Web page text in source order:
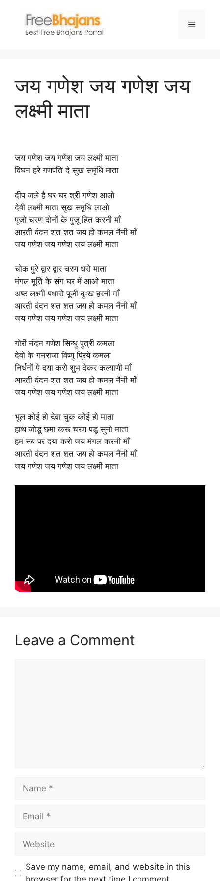
content
Menu
जय गणेश जय गणेश जय
लक्ष्मी माता
जय गणेश जय गणेश जय लक्ष्मी माता
विघन हरे गणपति दे सुख समृधि माता
दीप जले है घर घर श्री गणेश आओ
देवी लक्ष्मी माता सुख समृधि लाओ
पूजो चरण दोनों के पुजू हित करनी माँ
आरती वंदन शत शत जय हो कमल नैनी माँ
जय गणेश जय गणेश जय लक्ष्मी माता
चोक पुरे द्वार द्वार चरण धरो माता
मंगल मूर्ति के संग घर में आओ माता
अष्ट लक्ष्मी पधारो पूजी दुःख हरनी माँ
आरती वंदन शत शत जय हो कमल नैनी माँ
जय गणेश जय गणेश जय लक्ष्मी माता
गोरी नंदन गणेश सिन्धु पुत्री कमला
देवो के गनराजा विष्णु प्रिये कमला
निर्धनों पे दया करो शुभ देकर कल्याणी माँ
आरती वंदन शत शत जय हो कमल नैनी माँ
जय गणेश जय गणेश जय लक्ष्मी माता
भूल कोई हो देवा चुक कोई हो माता
हाथ जोडू छमा करू चरण पडू सुनो माता
हम सब पर दया करो जय मंगल करनी माँ
आरती वंदन शत शत जय हो कमल नैनी माँ
जय गणेश जय गणेश जय लक्ष्मी माता
Leave a Comment
Save my name, email, and website in this
browser for the next time I comment.